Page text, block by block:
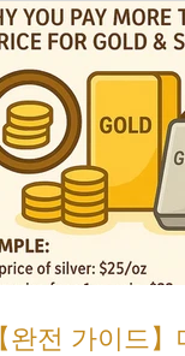
할 수 없는 과제입
과 상태가 동전 가격
사례, 시장 데이터,
자세히 설명합니다
기 ▪️ 희소성이란? 희
는 동전 수량이 적은
의 종류는 다음과 같
소성 (Mintage
따른 희소성
로 남아 있는 희소
존 상태)란?
완전 가이드】